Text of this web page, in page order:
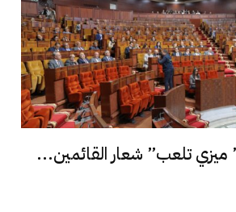
تلعب” شعار القائمين...